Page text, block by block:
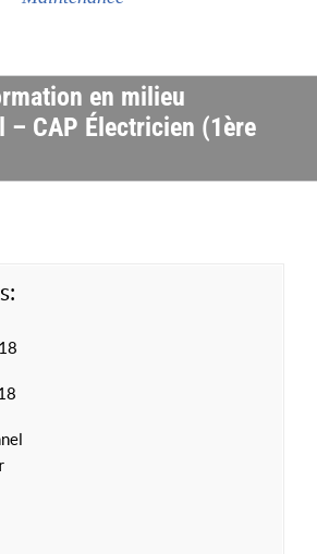
en milieu
– CAP Électricien (1ère